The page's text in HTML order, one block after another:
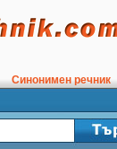
Синонимен речник